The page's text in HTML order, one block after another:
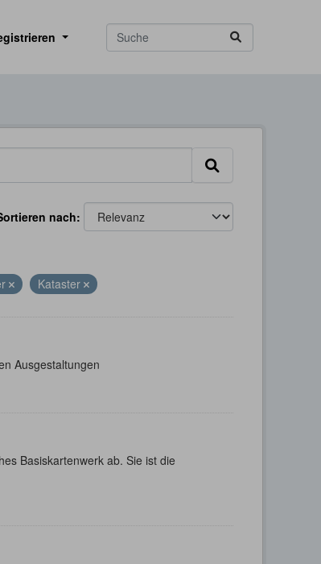
nach
Kataster
Ausgestaltungen
Basiskartenwerk ab. Sie ist die